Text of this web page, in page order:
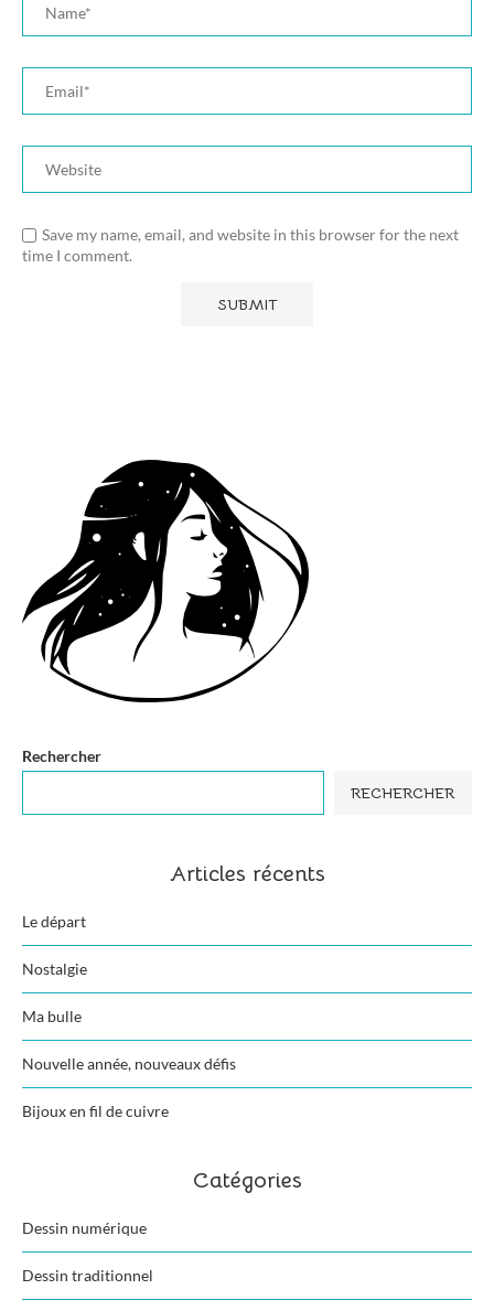
Save my name, email, and website in this browser for the next
time I comment.
Rechercher
RECHERCHER
Articles récents
Le départ
Nostalgie
Ma bulle
Nouvelle année, nouveaux défis
Bijoux en fil de cuivre
Catégories
Dessin numérique
Dessin traditionnel